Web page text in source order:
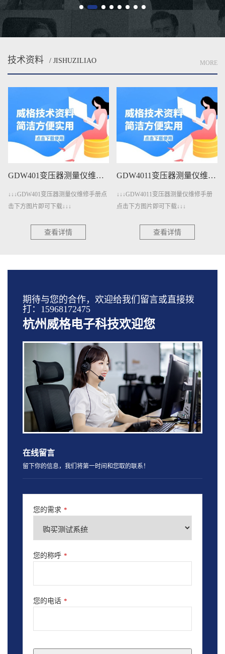
技术资料 / JISHUZILIAO MORE
GDW401变压器测量仪维修手册下载
↓↓↓GDW401变压器测量仪维修手册点
击下方图片即可下载↓↓↓
查看详情
GDW4011变压器测量仪维修手册下载
↓↓↓GDW4011变压器测量仪维修手册
点击下方图片即可下载↓↓↓
查看详情
期待与您的合作，欢迎给我们留言或直接拨
打：15968172475
杭州威格电子科技欢迎您
在线留言
留下你的信息，我们将第一时间和您取的联系！
您的需求 *
您的称呼 *
您的电话 *